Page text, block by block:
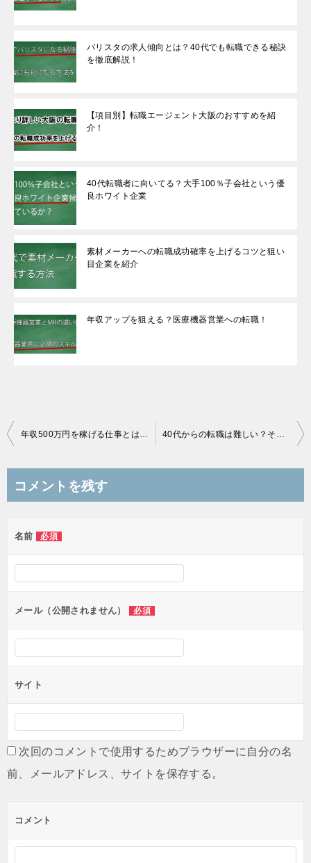
バリスタの求人傾向とは？40代でも転職できる秘訣
を徹底解説！
【項目別】転職エージェント大阪のおすすめを紹
介！
40代転職者に向いてる？大手100％子会社という優
良ホワイト企業
素材メーカーへの転職成功確率を上げるコツと狙い
目企業を紹介
年収アップを狙える？医療機器営業への転職！
投
ビ
ー
シ
ン
年収500万円を稼げる仕事とは？転職しやすい仕事や手取りも紹介！ 40代からの転職は難しい？それでも成功させる秘訣を紹介！
コメントを残す
名前 必須
メール（公開されません） 必須
サイト
次回のコメントで使用するためブラウザーに自分の名
前、メールアドレス、サイトを保存する。
コメント